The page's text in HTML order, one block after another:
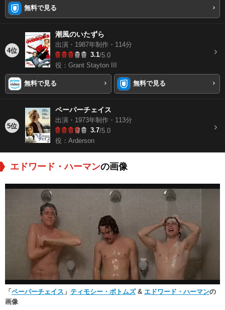
無料で見る
4位
潮風のいたずら
出演・1987年制作・114分
3.1/5.0
役：Grant Stayton III
無料で見る 無料で見る
5位
ペーパーチェイス
出演・1973年制作・113分
3.7/5.0
役：Arderson
エドワード・ハーマンの画像
「 ペーパーチェイス 」 ティモシー・ボトムズ& エドワード・ハーマンの
画像